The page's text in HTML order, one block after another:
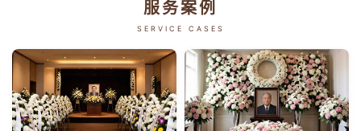
服务案例
SERVICE CASES